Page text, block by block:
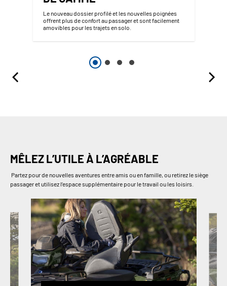
Le nouveau dossier profilé et les nouvelles poignées
offrent plus de confort au passager et sont facilement
amovibles pour les trajets en solo.
MÊLEZ L’UTILE À L’AGRÉABLE
Partez pour de nouvelles aventures entre amis ou en famille, ou retirez le siège
passager et utilisez l’espace supplémentaire pour le travail ou les loisirs.